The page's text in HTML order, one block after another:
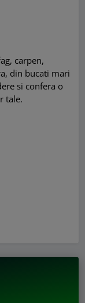
carpen,
din bucati mari
si confera o
tale.